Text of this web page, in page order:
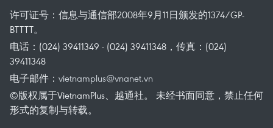
许可证号：信息与通信部2008年9月11日颁发的1374/GP-
BTTTT。
电话：(024) 39411349 - (024) 39411348，传真：(024)
39411348
电子邮件： vietnamplus@vnanet.vn
©版权属于VietnamPlus、越通社。 未经书面同意，禁止任何
形式的复制与转载。